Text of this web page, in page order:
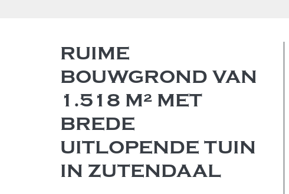
RUIME
BOUWGROND VAN
1.518 M² MET
BREDE
UITLOPENDE TUIN
IN ZUTENDAAL